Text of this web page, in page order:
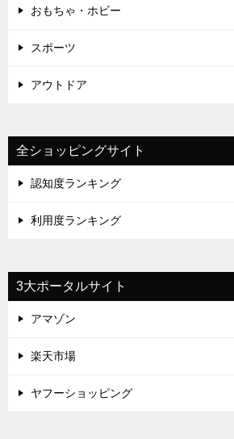
おもちゃ・ホビー
スポーツ
アウトドア
全ショッピングサイト
認知度ランキング
利用度ランキング
3大ポータルサイト
アマゾン
楽天市場
ヤフーショッピング